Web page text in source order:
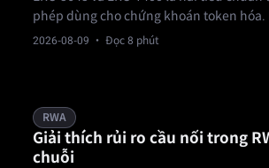
phép dùng cho chứng khoán token hóa.
sánh triết lý thiết kế tổng quan của
2026-08-09 · Đọc 8 phút
RWA
Giải thích rủi ro cầu nối trong
chuỗi